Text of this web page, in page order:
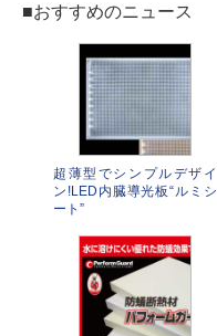
■おすすめのニュース
超薄型でシンプルデザイ
ン!LED内臓導光板“ルミシ
ート”